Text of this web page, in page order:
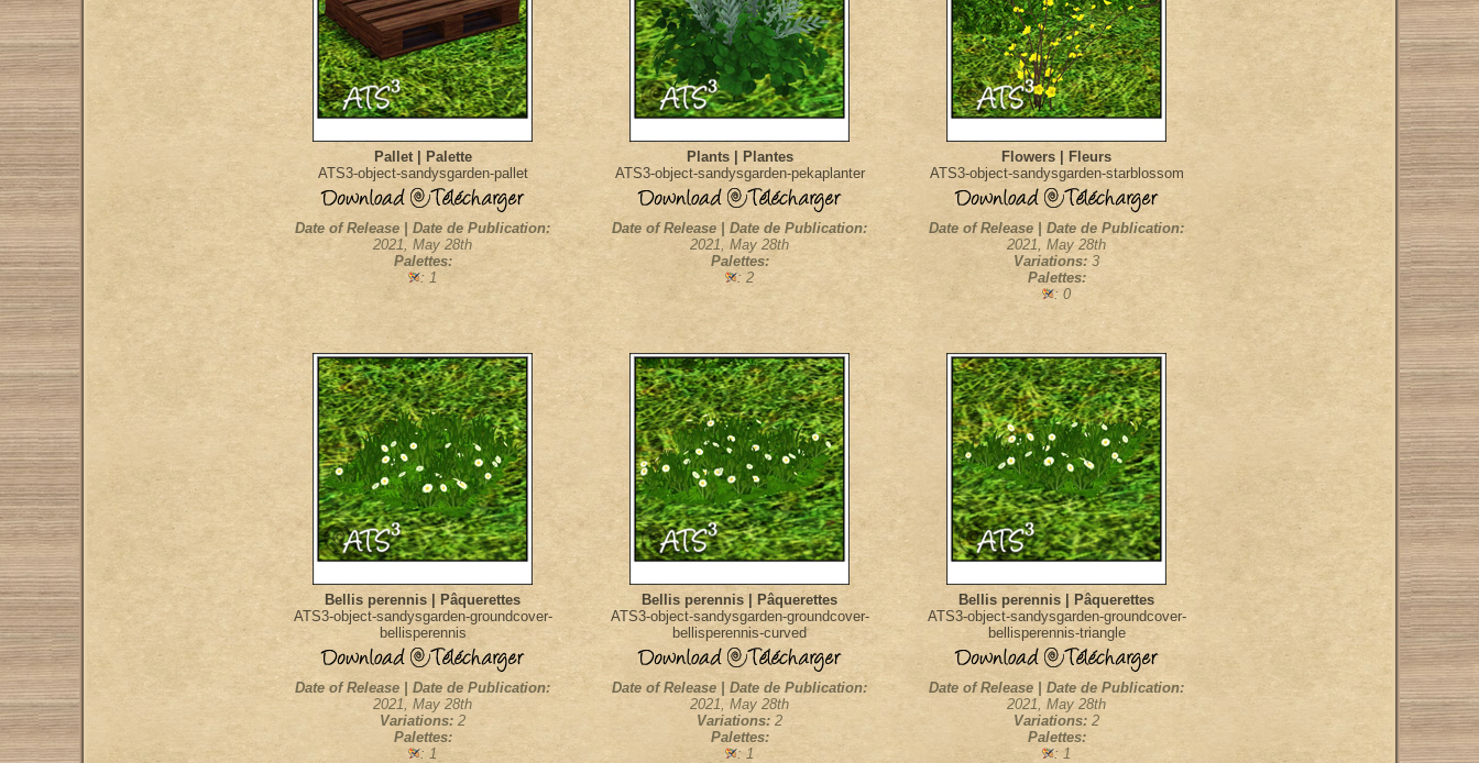
Pallet | Palette
ATS3-object-sandysgarden-pallet
Plants | Plantes
ATS3-object-sandysgarden-pekaplanter
Flowers | Fleurs
ATS3-object-sandysgarden-starblossom
Date of Release | Date de Publication:
2021, May 28th
Palettes:
: 1
Date of Release | Date de Publication:
2021, May 28th
Palettes:
: 2
Date of Release | Date de Publication:
2021, May 28th
Variations: 3
Palettes:
: 0
Bellis perennis | Pâquerettes
ATS3-object-sandysgarden-groundcover-
bellisperennis
Bellis perennis | Pâquerettes
ATS3-object-sandysgarden-groundcover-
bellisperennis-curved
Bellis perennis | Pâquerettes
ATS3-object-sandysgarden-groundcover-
bellisperennis-triangle
Date of Release | Date de Publication:
2021, May 28th
Variations: 2
Palettes:
: 1
Date of Release | Date de Publication:
2021, May 28th
Variations: 2
Palettes:
: 1
Date of Release | Date de Publication:
2021, May 28th
Variations: 2
Palettes:
: 1